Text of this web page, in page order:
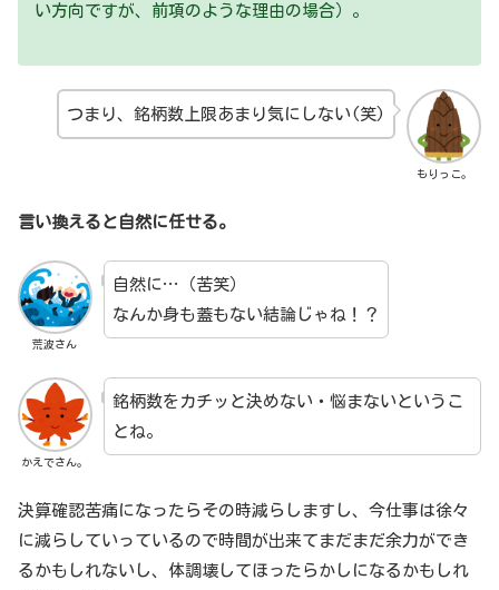
い方向ですが、前項のような理由の場合）。
もりっこ。
つまり、銘柄数上限あまり気にしない(笑)
言い換えると自然に任せる。
荒波さん
自然に…（苦笑）
なんか身も蓋もない結論じゃね！？
かえでさん。
銘柄数をカチッと決めない・悩まないというこ
とね。
決算確認苦痛になったらその時減らしますし、今仕事は徐々
に減らしていっているので時間が出来てまだまだ余力ができ
るかもしれないし、体調壊してほったらかしになるかもしれ